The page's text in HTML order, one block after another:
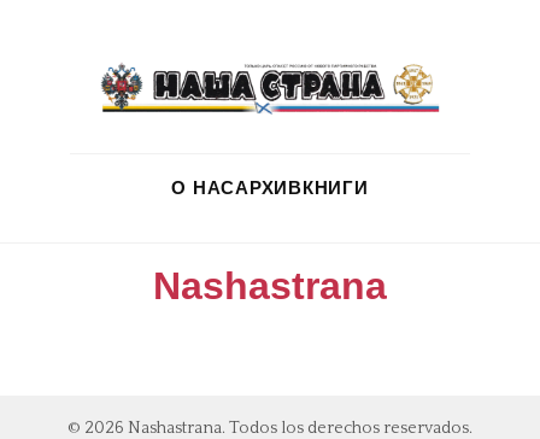
О НАСАРХИВКНИГИ
Nashastrana
© 2026 Nashastrana. Todos los derechos reservados.